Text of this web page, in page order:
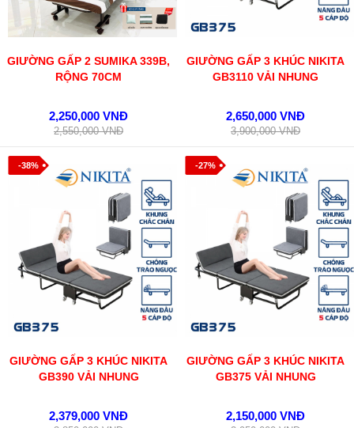
GIƯỜNG GẤP 2 SUMIKA 339B,
RỘNG 70CM
2,250,000 VNĐ
2,550,000 VNĐ
GIƯỜNG GẤP 3 KHÚC NIKITA
GB3110 VẢI NHUNG
2,650,000 VNĐ
3,900,000 VNĐ
-38%
GIƯỜNG GẤP 3 KHÚC NIKITA
GB390 VẢI NHUNG
2,379,000 VNĐ
-27%
GIƯỜNG GẤP 3 KHÚC NIKITA
GB375 VẢI NHUNG
2,150,000 VNĐ